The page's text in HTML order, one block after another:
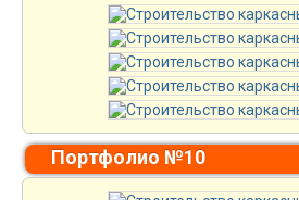
Портфолио №10